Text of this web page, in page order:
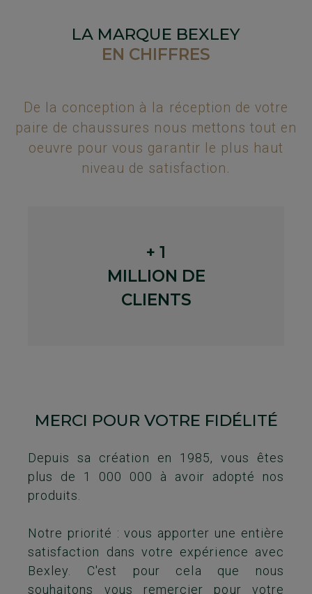
LA MARQUE BEXLEY
EN CHIFFRES
De la conception à la réception de votre
paire de chaussures nous mettons tout en
oeuvre pour vous garantir le plus haut
niveau de satisfaction.
+ 1
MILLION DE
CLIENTS
MERCI POUR VOTRE FIDÉLITÉ
Depuis sa création en 1985, vous êtes
plus de 1 000 000 à avoir adopté nos
produits.
Notre priorité : vous apporter une entière
satisfaction dans votre expérience avec
Bexley. C'est pour cela que nous
souhaitons vous remercier pour votre